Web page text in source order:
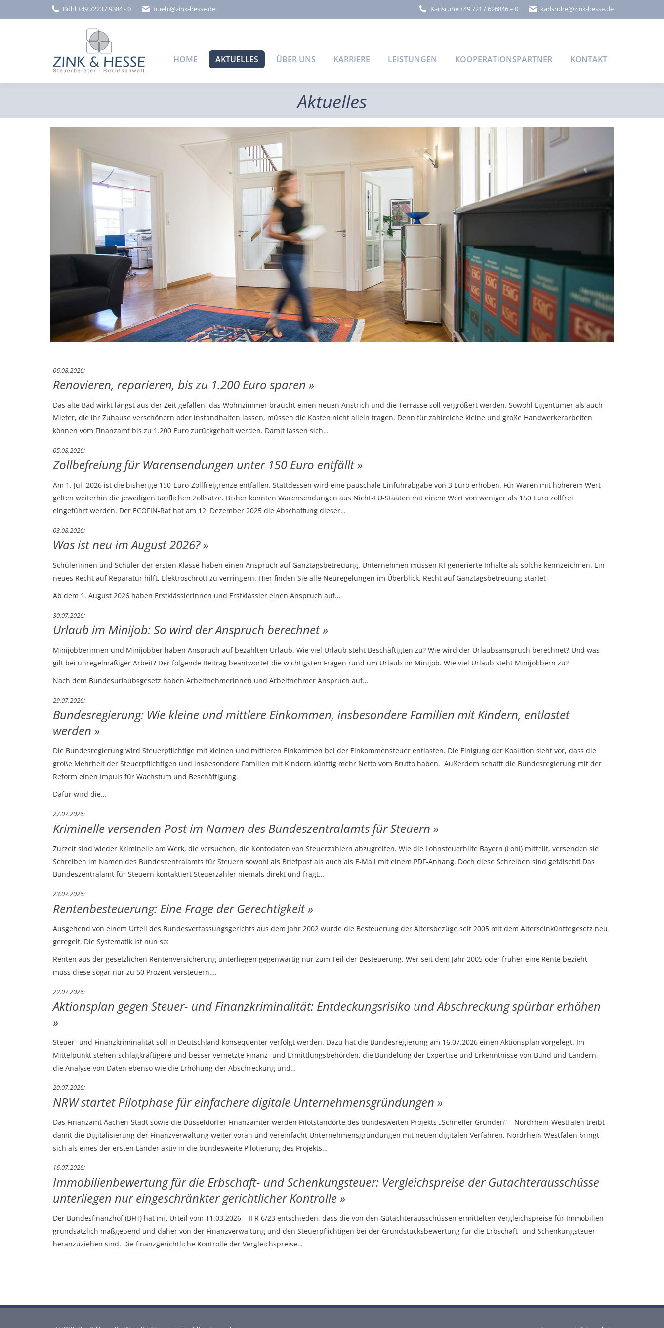
Bühl +49 7223 / 9384 - 0 buehl@zink-hesse.de Karlsruhe +49 721 / 626846 – 0 karlsruhe@zink-hesse.de
HOME AKTUELLES ÜBER UNS KARRIERE LEISTUNGEN KOOPERATIONSPARTNER KONTAKT
Aktuelles
06.08.2026
Renovieren, reparieren, bis zu 1.200 Euro sparen
Das alte Bad wirkt längst aus der Zeit gefallen, das Wohnzimmer braucht einen neuen Anstrich und die Terrasse soll vergrößert werden. Sowohl Eigentümer als auch
Mieter, die ihr Zuhause verschönern oder instandhalten lassen, müssen die Kosten nicht allein tragen. Denn für zahlreiche kleine und große Handwerkerarbeiten
können vom Finanzamt bis zu 1.200 Euro zurückgeholt werden. Damit lassen sich…
05.08.2026
Zollbefreiung für Warensendungen unter 150 Euro entfällt
Am 1. Juli 2026 ist die bisherige 150-Euro-Zollfreigrenze entfallen. Stattdessen wird eine pauschale Einfuhrabgabe von 3 Euro erhoben. Für Waren mit höherem Wert
gelten weiterhin die jeweiligen tariflichen Zollsätze. Bisher konnten Warensendungen aus Nicht-EU-Staaten mit einem Wert von weniger als 150 Euro zollfrei
eingeführt werden. Der ECOFIN-Rat hat am 12. Dezember 2025 die Abschaffung dieser…
03.08.2026
Was ist neu im August 2026?
Schülerinnen und Schüler der ersten Klasse haben einen Anspruch auf Ganztagsbetreuung. Unternehmen müssen KI-generierte Inhalte als solche kennzeichnen. Ein
neues Recht auf Reparatur hilft, Elektroschrott zu verringern. Hier finden Sie alle Neuregelungen im Überblick. Recht auf Ganztagsbetreuung startet
Ab dem 1. August 2026 haben Erstklässlerinnen und Erstklässler einen Anspruch auf…
30.07.2026
Urlaub im Minijob: So wird der Anspruch berechnet
Minijobberinnen und Minijobber haben Anspruch auf bezahlten Urlaub. Wie viel Urlaub steht Beschäftigten zu? Wie wird der Urlaubsanspruch berechnet? Und was
gilt bei unregelmäßiger Arbeit? Der folgende Beitrag beantwortet die wichtigsten Fragen rund um Urlaub im Minijob. Wie viel Urlaub steht Minijobbern zu?
Nach dem Bundesurlaubsgesetz haben Arbeitnehmerinnen und Arbeitnehmer Anspruch auf…
29.07.2026
Bundesregierung: Wie kleine und mittlere Einkommen, insbesondere Familien mit Kindern, entlastet
werden
Die Bundesregierung wird Steuerpflichtige mit kleinen und mittleren Einkommen bei der Einkommensteuer entlasten. Die Einigung der Koalition sieht vor, dass die
große Mehrheit der Steuerpflichtigen und insbesondere Familien mit Kindern künftig mehr Netto vom Brutto haben. Außerdem schafft die Bundesregierung mit der
Reform einen Impuls für Wachstum und Beschäftigung.
Dafür wird die…
27.07.2026
Kriminelle versenden Post im Namen des Bundeszentralamts für Steuern
Zurzeit sind wieder Kriminelle am Werk, die versuchen, die Kontodaten von Steuerzahlern abzugreifen. Wie die Lohnsteuerhilfe Bayern (Lohi) mitteilt, versenden sie
Schreiben im Namen des Bundeszentralamts für Steuern sowohl als Briefpost als auch als E-Mail mit einem PDF-Anhang. Doch diese Schreiben sind gefälscht! Das
Bundeszentralamt für Steuern kontaktiert Steuerzahler niemals direkt und fragt…
23.07.2026
Rentenbesteuerung: Eine Frage der Gerechtigkeit
Ausgehend von einem Urteil des Bundesverfassungsgerichts aus dem Jahr 2002 wurde die Besteuerung der Altersbezüge seit 2005 mit dem Alterseinkünftegesetz neu
geregelt. Die Systematik ist nun so:
Renten aus der gesetzlichen Rentenversicherung unterliegen gegenwärtig nur zum Teil der Besteuerung. Wer seit dem Jahr 2005 oder früher eine Rente bezieht,
muss diese sogar nur zu 50 Prozent versteuern….
22.07.2026
Aktionsplan gegen Steuer- und Finanzkriminalität: Entdeckungsrisiko und Abschreckung spürbar erhöhen
Steuer- und Finanzkriminalität soll in Deutschland konsequenter verfolgt werden. Dazu hat die Bundesregierung am 16.07.2026 einen Aktionsplan vorgelegt. Im
Mittelpunkt stehen schlagkräftigere und besser vernetzte Finanz- und Ermittlungsbehörden, die Bündelung der Expertise und Erkenntnisse von Bund und Ländern,
die Analyse von Daten ebenso wie die Erhöhung der Abschreckung und…
20.07.2026
NRW startet Pilotphase für einfachere digitale Unternehmensgründungen
Das Finanzamt Aachen-Stadt sowie die Düsseldorfer Finanzämter werden Pilotstandorte des bundesweiten Projekts „Schneller Gründen“ – Nordrhein-Westfalen treibt
damit die Digitalisierung der Finanzverwaltung weiter voran und vereinfacht Unternehmensgründungen mit neuen digitalen Verfahren. Nordrhein-Westfalen bringt
sich als eines der ersten Länder aktiv in die bundesweite Pilotierung des Projekts…
16.07.2026
Immobilienbewertung für die Erbschaft- und Schenkungsteuer: Vergleichspreise der Gutachterausschüsse
unterliegen nur eingeschränkter gerichtlicher Kontrolle
Der Bundesfinanzhof (BFH) hat mit Urteil vom 11.03.2026 – II R 6/23 entschieden, dass die von den Gutachterausschüssen ermittelten Vergleichspreise für Immobilien
grundsätzlich maßgebend und daher von der Finanzverwaltung und den Steuerpflichtigen bei der Grundstücksbewertung für die Erbschaft- und Schenkungsteuer
heranzuziehen sind. Die finanzgerichtliche Kontrolle der Vergleichspreise…